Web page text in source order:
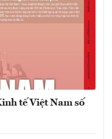
tế Việt Nam số